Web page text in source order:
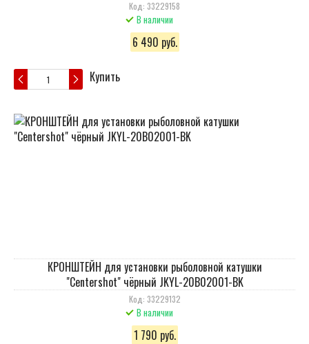
Код: 33229158
В наличии
6 490 руб.
Купить
КРОНШТЕЙН для установки рыболовной катушки
"Centershot" чёрный JKYL-20B02001-BK
Код: 33229132
В наличии
1 790 руб.